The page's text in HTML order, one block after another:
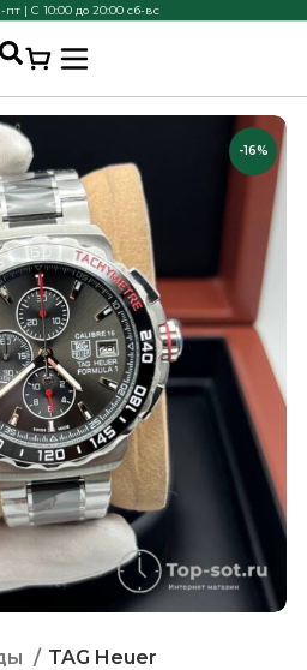
| С 10:00 до 20:00 сб-вс
-16%
TAG Heuer